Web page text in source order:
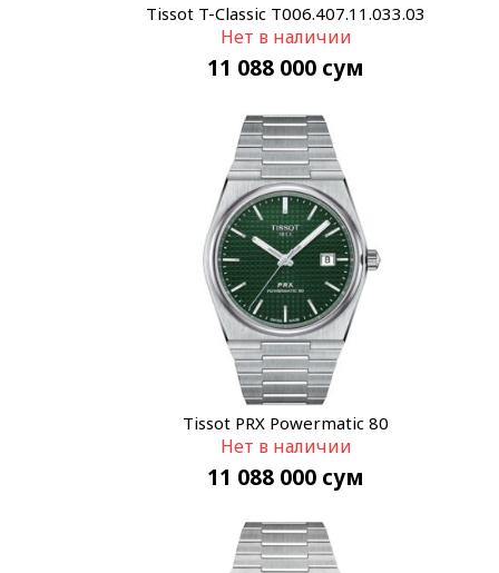
Tissot T-Classic T006.407.11.033.03
Нет в наличии
11 088 000 сум
Tissot PRX Powermatic 80
T137.407.11.091.00
Нет в наличии
11 088 000 сум